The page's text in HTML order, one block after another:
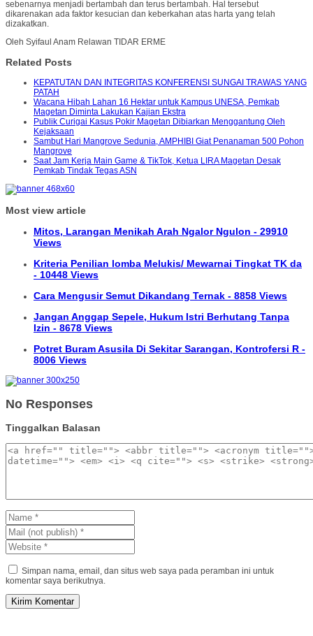
sebenarnya menjadi bertambah dan terus bertambah. Hal tersebut
dikarenakan ada faktor kesucian dan keberkahan atas harta yang telah
dizakatkan.
Oleh Syifaul Anam Relawan TIDAR ERME
Related Posts
KEPATUTAN DAN INTEGRITAS KONFERENSI SUNGAI TRAWAS YANG
PATAH
Wacana Hibah Lahan 16 Hektar untuk Kampus UNESA, Pemkab
Magetan Diminta Lakukan Kajian Ekstra
Publik Curigai Kasus Pokir Magetan Dibiarkan Menggantung Oleh
Kejaksaan
Sambut Hari Mangrove Sedunia, AMPHIBI Giat Penanaman 500 Pohon
Mangrove
Saat Jam Kerja Main Game & TikTok, Ketua LIRA Magetan Desak
Pemkab Tindak Tegas ASN
Most view article
Mitos, Larangan Menikah Arah Ngalor Ngulon - 29910
Views
Kriteria Penilian lomba Melukis/ Mewarnai Tingkat TK da
- 10448 Views
Cara Mengusir Semut Dikandang Ternak - 8858 Views
Jangan Anggap Sepele, Hukum Istri Berhutang Tanpa
Izin - 8678 Views
Potret Buram Asusila Di Sekitar Sarangan, Kontrofersi R -
8006 Views
No Responses
Tinggalkan Balasan
Simpan nama, email, dan situs web saya pada peramban ini untuk
komentar saya berikutnya.